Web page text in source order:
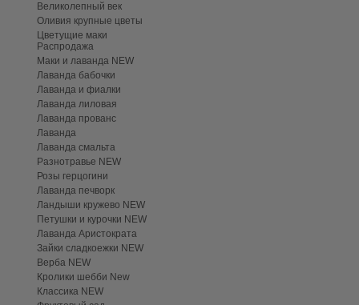
Великолепный век
Оливия крупные цветы
Цветущие маки
Распродажа
Маки и лаванда NEW
Лаванда бабочки
Лаванда и фиалки
Лаванда лиловая
Лаванда прованс
Лаванда
Лаванда смальта
Разнотравье NEW
Розы герцогини
Лаванда печворк
Ландыши кружево NEW
Петушки и курочки NEW
Лаванда Аристократа
Зайки сладкоежки NEW
Верба NEW
Кролики шебби New
Классика NEW